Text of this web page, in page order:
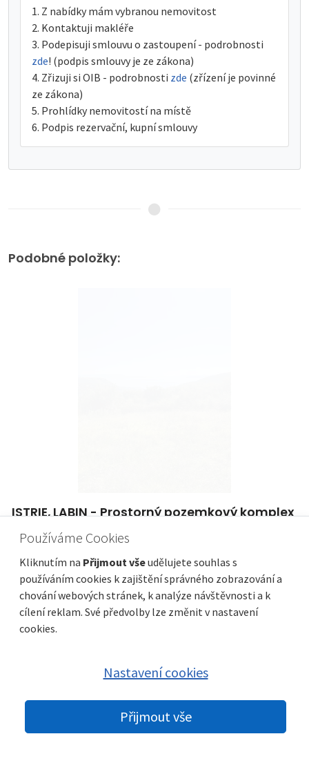
Z nabídky mám vybranou nemovitost
Kontaktuji makléře
Podepisuji smlouvu o zastoupení - podrobnosti
zde! (podpis smlouvy je ze zákona)
Zřizuji si OIB - podrobnosti zde (zřízení je povinné
ze zákona)
Prohlídky nemovitostí na místě
Podpis rezervační, kupní smlouvy
Podobné položky:
ISTRIE, LABIN - Prostorný pozemkový komplex
s výhledem na moře
Plocha celkem
10 709 m² Obec, část obce
Labin
© 2026 nemovitosti-chorvatsko.eu | GDPR
Partneři:Immobilien Kroatien DE|Immobilien Kroatien AT|Parkety
Používáme Cookies
Kliknutím na Přijmout všeudělujete souhlas s
používáním cookies k zajištění správného zobrazování a
chování webových stránek, k analýze návštěvnosti a k
cílení reklam. Své předvolby lze změnit v nastavení
cookies.
Nastavení cookies
Přijmout vše